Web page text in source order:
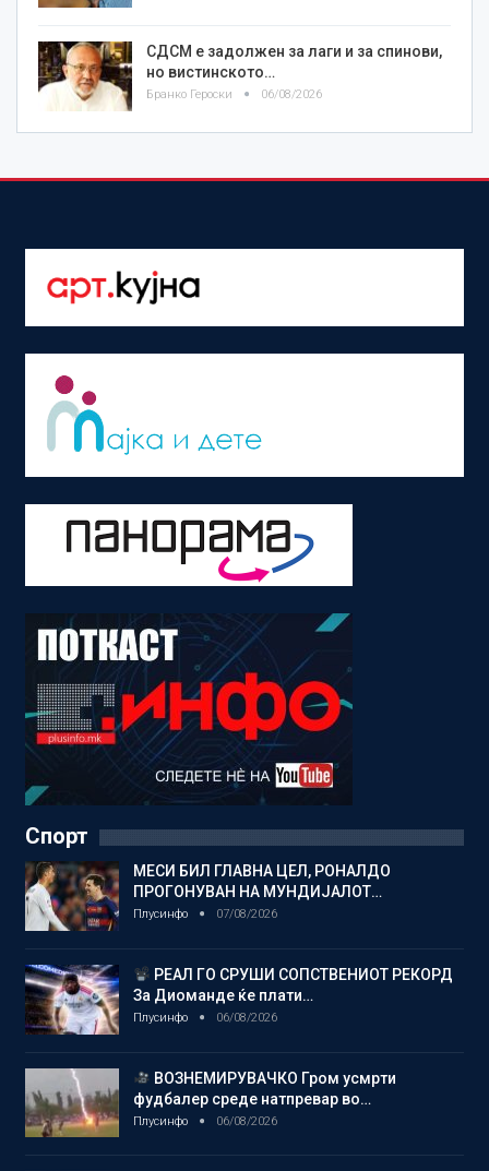
СДСМ е задолжен за лаги и за спинови,
но вистинското…
Бранко Героски 06/08/2026
Спорт
МЕСИ БИЛ ГЛАВНА ЦЕЛ, РОНАЛДО
ПРОГОНУВАН НА МУНДИЈАЛОТ…
Плусинфо 07/08/2026
РЕАЛ ГО СРУШИ СОПСТВЕНИОТ РЕКОРД
За Диоманде ќе плати…
Плусинфо 06/08/2026
ВОЗНЕМИРУВАЧКО Гром усмрти
фудбалер среде натпревар во…
Плусинфо 06/08/2026